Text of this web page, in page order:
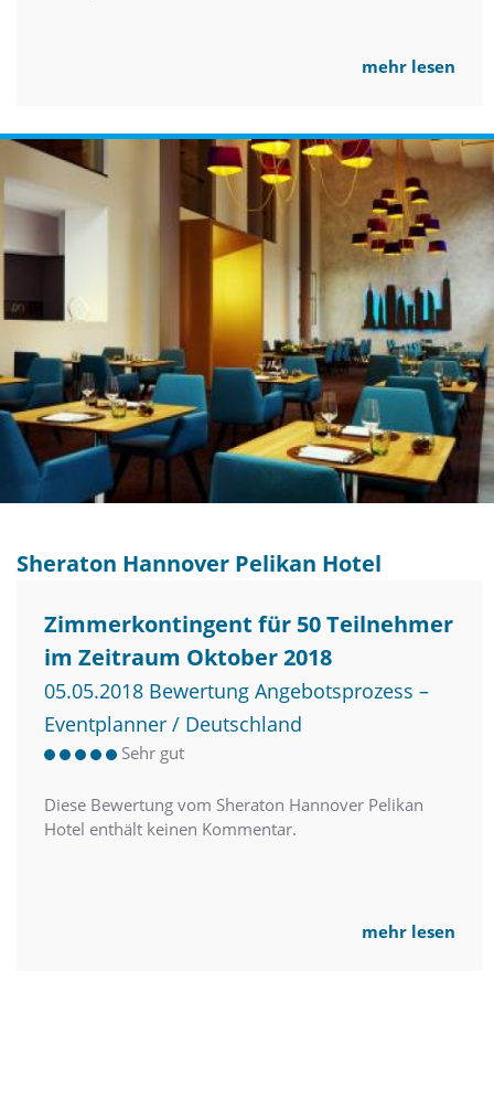
mehr lesen
Sheraton Hannover Pelikan Hotel
Zimmerkontingent für 50 Teilnehmer
im Zeitraum Oktober 2018
05.05.2018 Bewertung Angebotsprozess –
Eventplanner / Deutschland
Sehr gut
Diese Bewertung vom Sheraton Hannover Pelikan
Hotel enthält keinen Kommentar.
mehr lesen